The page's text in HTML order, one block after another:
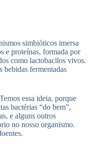
simbióticos imersa
e proteínas, formada por
como lactobacilos vivos.
bebidas fermentadas
essa ideia, porque
bactérias “do bem”,
e alguns outros
no nosso organismo.